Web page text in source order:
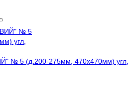
№ 5 (д.200-275мм, 470х470мм) угл,